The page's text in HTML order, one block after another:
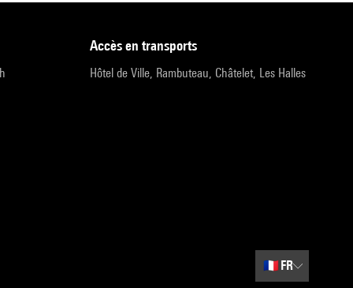
accès en transports
Hôtel de Ville, Rambuteau, Châtelet, Les Halles
🇫🇷 FR